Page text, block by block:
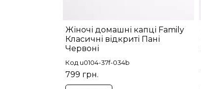
Жіночі домашні капці Family
Класичні відкриті Пані
Червоні
Код u0104-37f-034b
799 грн.